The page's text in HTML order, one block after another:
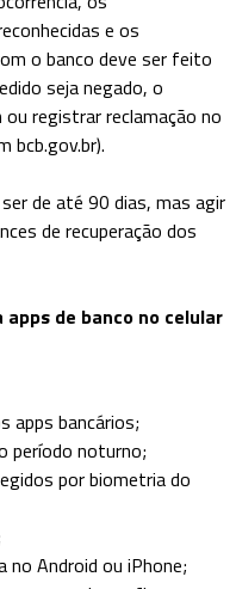
e os
o banco deve ser feito
seja negado, o
registrar reclamação no
bcb.gov.br).
de até 90 dias, mas agir
de recuperação dos
de banco no celular
apps bancários;
período noturno;
por biometria do
Android ou iPhone;